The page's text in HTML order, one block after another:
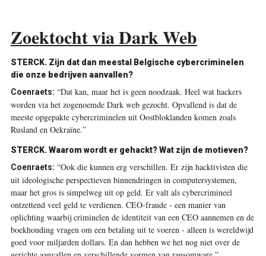
Zoektocht via Dark Web
STERCK. Zijn dat dan meestal Belgische cybercriminelen
die onze bedrijven aanvallen?
Coenraets: “Dat kan, maar het is geen noodzaak. Heel wat hackers
worden via het zogenoemde Dark web gezocht. Opvallend is dat de
meeste opgepakte cybercriminelen uit Oostbloklanden komen zoals
Rusland en Oekraïne.”
STERCK. Waarom wordt er gehackt? Wat zijn de motieven?
Coenraets: “Ook die kunnen erg verschillen. Er zijn hacktivisten die
uit ideologische perspectieven binnendringen in computersystemen,
maar het gros is simpelweg uit op geld. Er valt als cybercrimineel
ontzettend veel geld te verdienen. CEO-fraude - een manier van
oplichting waarbij criminelen de identiteit van een CEO aannemen en de
boekhouding vragen om een betaling uit te voeren - alleen is wereldwijd
goed voor ­miljarden dollars. En dan hebben we het nog niet over de